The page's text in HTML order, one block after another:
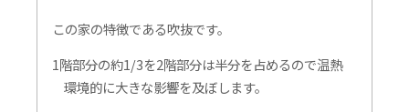
この家の特徴である吹抜です。
1階部分の約1/3を2階部分は半分を占めるので温熱
環境的に大きな影響を及ぼします。